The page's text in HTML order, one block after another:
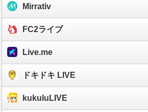
Mirrativ
FC2ライブ
Live.me
ドキドキ LIVE
kukuluLIVE